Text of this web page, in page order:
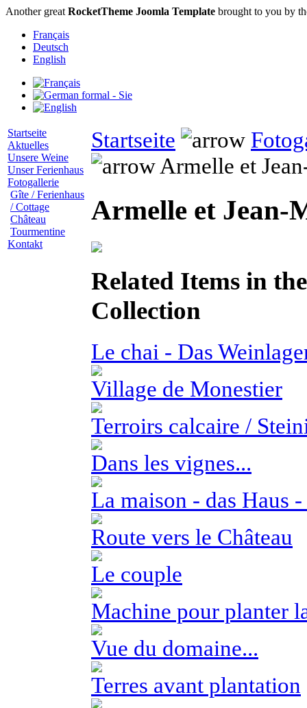
Another great RocketTheme Joomla Template brought to you by
Français
Deutsch
English
Startseite
Aktuelles
Unsere Weine
Unser Ferienhaus
Fotogallerie
Gîte / Ferienhaus
/ Cottage
Château
Tourmentine
Kontakt
Startseite
Armelle et
Armelle et Jean-
Related Items in
Collection
Le chai - Das
Village de Monestier
Terroirs calcaire /
Dans les vignes...
La maison - das Haus
Route vers le Château
Le couple
Machine pour planter
Vue du domaine...
Terres avant plantation